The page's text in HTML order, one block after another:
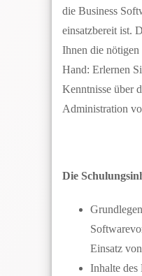
die Business
einsatzbereit ist.
Ihnen die
Hand: Erlernen
Kenntnisse über
Administration
Die
Einsatz
Inhalte